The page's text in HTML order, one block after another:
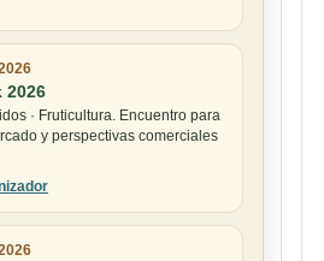
2026
· Fruticultura. Encuentro para
y perspectivas comerciales